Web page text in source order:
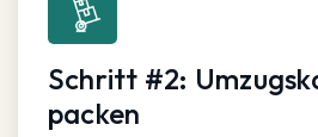
Schritt #2:
packen